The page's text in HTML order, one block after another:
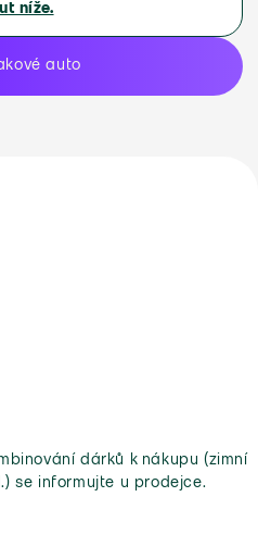
níže.
auto
dárků k nákupu (zimní
se informujte u prodejce.